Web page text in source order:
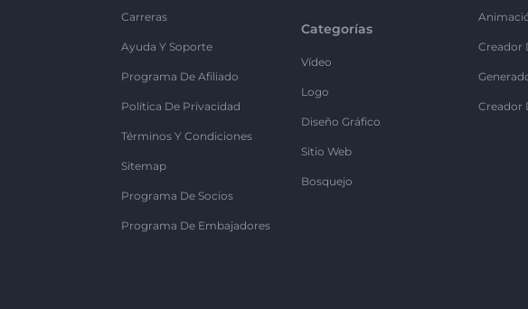
Carreras
Ayuda Y Soporte
Programa De Afiliado
Política De Privacidad
Términos Y Condiciones
Sitemap
Programa De Socios
Programa De Embajadores
Categorías
Vídeo
Logo
Diseño Gráfico
Sitio Web
Bosquejo
Creador
Creador